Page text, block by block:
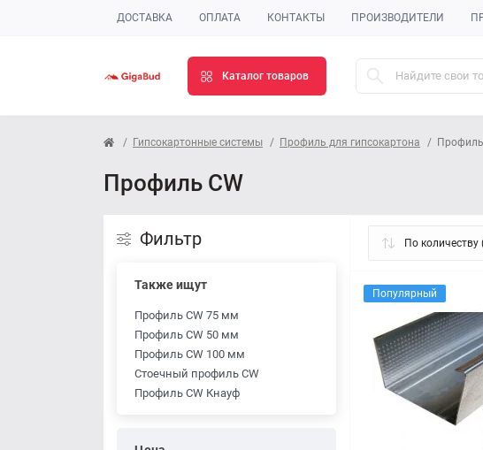
ДОСТАВКА ОПЛАТА КОНТАКТЫ ПРОИЗВОДИТЕЛИ
Каталог товаров
Гипсокартонные системы Профиль для гипсокартона
Профиль CW
Фильтр
Также ищут
Профиль CW 75 мм
Профиль CW 50 мм
Профиль CW 100 мм
Стоечный профиль CW
Профиль CW Кнауф
Популярный